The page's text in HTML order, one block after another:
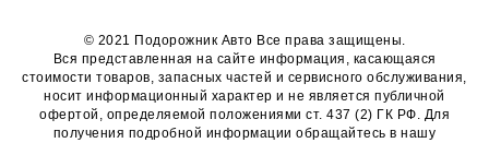
© 2021 Подорожник Авто Все права защищены.
Вся представленная на сайте информация, касающаяся
стоимости товаров, запасных частей и сервисного обслуживания,
носит информационный характер и не является публичной
офертой, определяемой положениями ст. 437 (2) ГК РФ. Для
получения подробной информации обращайтесь в нашу